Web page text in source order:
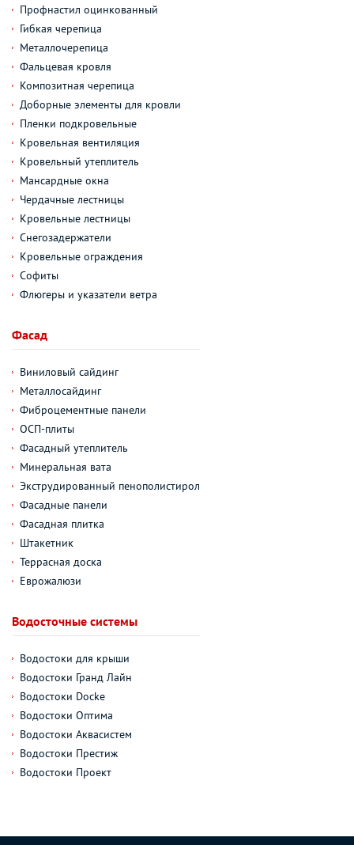
Профнастил оцинкованный
Гибкая черепица
Металлочерепица
Фальцевая кровля
Композитная черепица
Доборные элементы для кровли
Пленки подкровельные
Кровельная вентиляция
Кровельный утеплитель
Мансардные окна
Чердачные лестницы
Кровельные лестницы
Снегозадержатели
Кровельные ограждения
Софиты
Флюгеры и указатели ветра
Фасад
Виниловый сайдинг
Металлосайдинг
Фиброцементные панели
ОСП-плиты
Фасадный утеплитель
Минеральная вата
Экструдированный пенополистирол
Фасадные панели
Фасадная плитка
Штакетник
Террасная доска
Еврожалюзи
Водосточные системы
Водостоки для крыши
Водостоки Гранд Лайн
Водостоки Docke
Водостоки Оптима
Водостоки Аквасистем
Водостоки Престиж
Водостоки Проект